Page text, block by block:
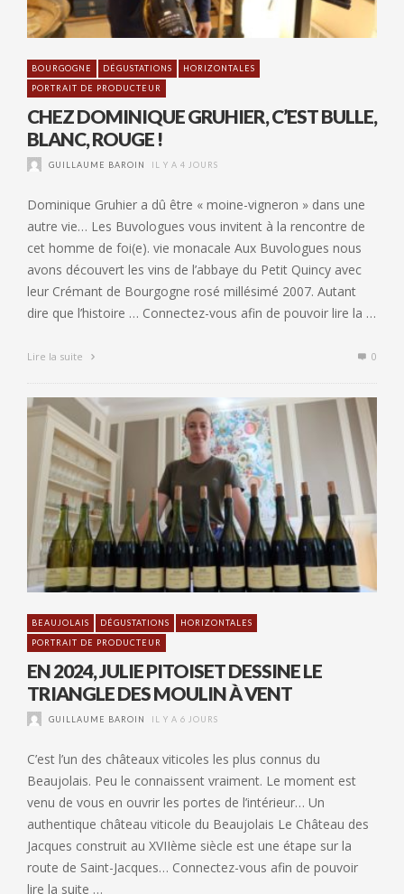
BOURGOGNE DÉGUSTATIONS
HORIZONTALES
PORTRAIT DE PRODUCTEUR
CHEZ DOMINIQUE GRUHIER, C’EST BULLE,
BLANC, ROUGE !
GUILLAUME BAROIN IL Y A 4 JOURS
Dominique Gruhier a dû être « moine-vigneron » dans une
autre vie… Les Buvologues vous invitent à la rencontre de
cet homme de foi(e). vie monacale Aux Buvologues nous
avons découvert les vins de l’abbaye du Petit Quincy avec
leur Crémant de Bourgogne rosé millésimé 2007. Autant
dire que l’histoire … Connectez-vous afin de pouvoir lire la …
Lire la suite 0
BEAUJOLAIS DÉGUSTATIONS
HORIZONTALES
PORTRAIT DE PRODUCTEUR
EN 2024, JULIE PITOISET DESSINE LE
TRIANGLE DES MOULIN À VENT
GUILLAUME BAROIN IL Y A 6 JOURS
C’est l’un des châteaux viticoles les plus connus du
Beaujolais. Peu le connaissent vraiment. Le moment est
venu de vous en ouvrir les portes de l’intérieur… Un
authentique château viticole du Beaujolais Le Château des
Jacques construit au XVIIème siècle est une étape sur la
route de Saint-Jacques… Connectez-vous afin de pouvoir
lire la suite …